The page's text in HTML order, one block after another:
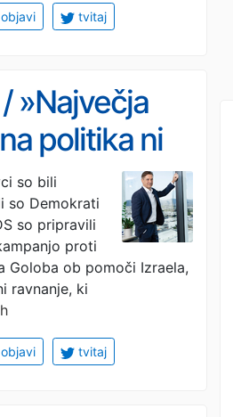
tvitaj
»Največja
politika ni
ljudje dolgo
ampak da
deluje dobro
ko njega ni
so bili
so Demokrati
so pripravili
proti
Goloba ob pomoči Izraela,
ravnanje, ki
tvitaj